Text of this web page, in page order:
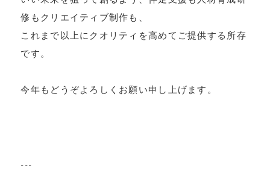
修もクリエイティブ制作も、
これまで以上にクオリティを高めてご提供する所存
です。
今年もどうぞよろしくお願い申し上げます。
---